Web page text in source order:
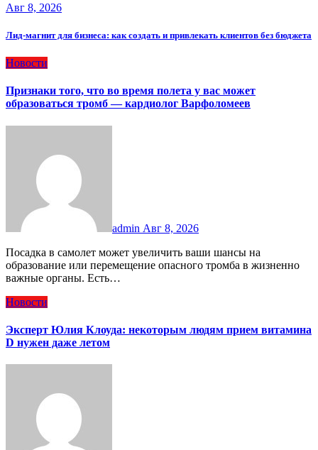
Авг 8, 2026
Лид-магнит для бизнеса: как создать и привлекать клиентов без бюджета
Новости
Признаки того, что во время полета у вас может
образоваться тромб — кардиолог Варфоломеев
admin Авг 8, 2026
Посадка в самолет может увеличить ваши шансы на
образование или перемещение опасного тромба в жизненно
важные органы. Есть…
Новости
Эксперт Юлия Клоуда: некоторым людям прием витамина
D нужен даже летом